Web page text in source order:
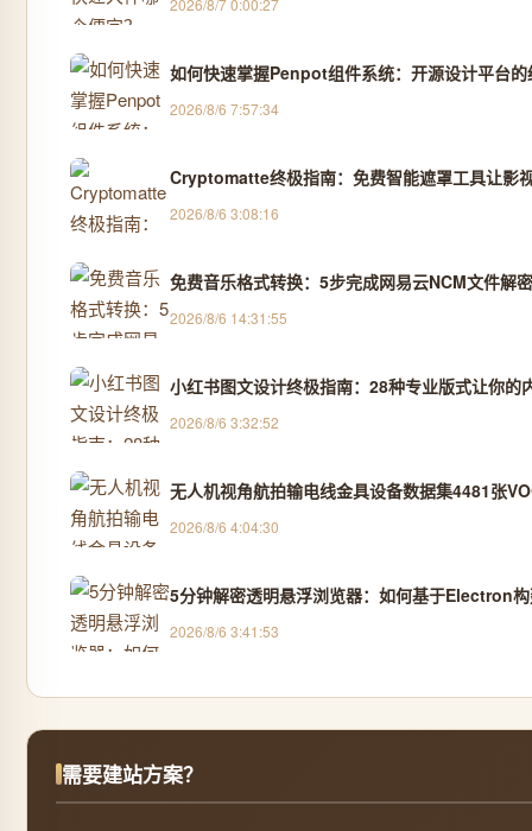
如何快速掌握Penpot组件系统：开源设计平台的
2026/8/6 7:57:34
Cryptomatte终极指南：免费智能遮罩工具让影
2026/8/6 3:08:16
免费音乐格式转换：5步完成网易云NCM文件解
2026/8/6 14:31:55
小红书图文设计终极指南：28种专业版式让你的
2026/8/6 3:32:52
无人机视角航拍输电线金具设备数据集4481张
2026/8/6 4:04:30
5分钟解密透明悬浮浏览器：如何基于Electron
2026/8/6 3:41:53
需要建站方案？